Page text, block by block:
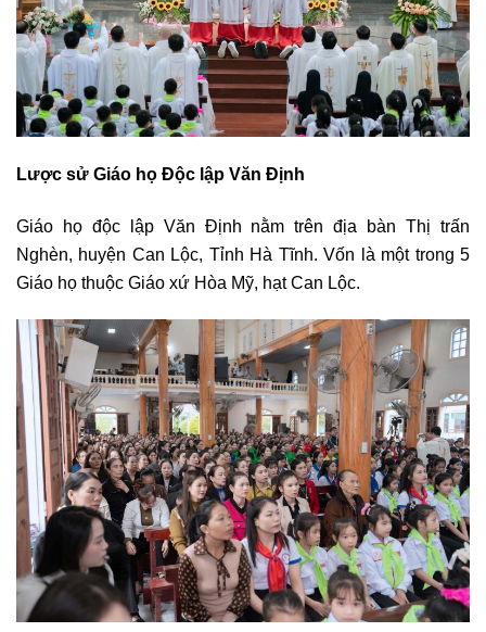
Lược sử Giáo họ Độc lập Văn Định
Giáo họ độc lập Văn Định nằm trên địa bàn Thị trấn
Nghèn, huyện Can Lộc, Tỉnh Hà Tĩnh. Vốn là một trong 5
Giáo họ thuộc Giáo xứ Hòa Mỹ, hạt Can Lộc.